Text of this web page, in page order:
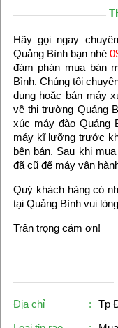
Hãy gọi ngay
Quảng Bình bạn nhé
đám phán mua bán
Bình. Chúng tôi
dụng hoặc bán máy
về thị trường Quảng
xúc máy đào Quảng
máy kĩ lưỡng trước
bên bán. Sau khi
đã cũ để máy vận
Quý khách hàng có
tại Quảng Bình vui
Trân trọng cám ơn!
Địa chỉ :
Tp